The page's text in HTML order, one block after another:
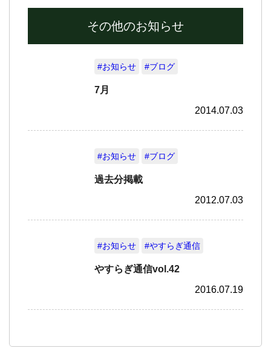
その他のお知らせ
#お知らせ #ブログ
7月
2014.07.03
#お知らせ #ブログ
過去分掲載
2012.07.03
#お知らせ #やすらぎ通信
やすらぎ通信vol.42
2016.07.19